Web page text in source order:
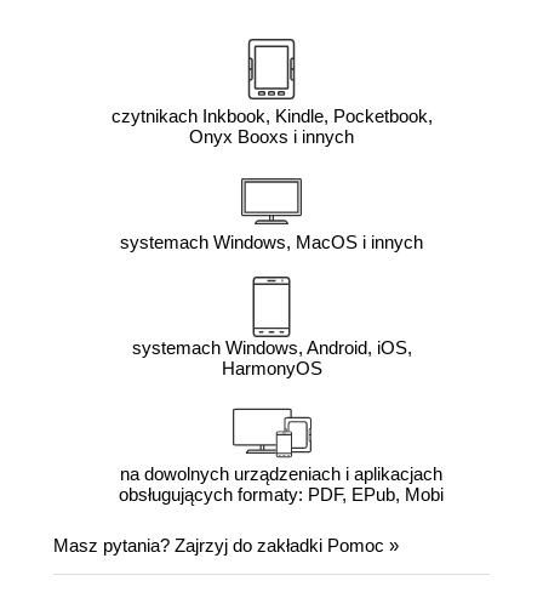
czytnikach Inkbook, Kindle, Pocketbook,
Onyx Booxs i innych
systemach Windows, MacOS i innych
systemach Windows, Android, iOS,
HarmonyOS
na dowolnych urządzeniach i aplikacjach
obsługujących formaty: PDF, EPub, Mobi
Masz pytania? Zajrzyj do zakładki Pomoc »